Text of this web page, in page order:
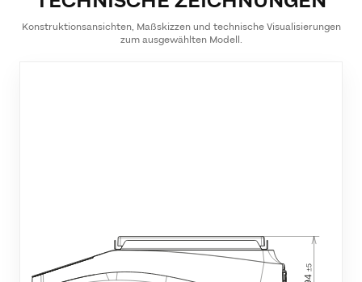
Konstruktionsansichten, Maßskizzen und technische Visualisierungen
zum ausgewählten Modell.